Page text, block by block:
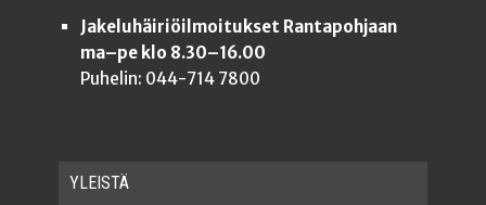
Jakeluhäiriöilmoitukset Rantapohjaan
ma–pe klo 8.30–16.00
Puhelin: 044-714 7800
YLEISTÄ